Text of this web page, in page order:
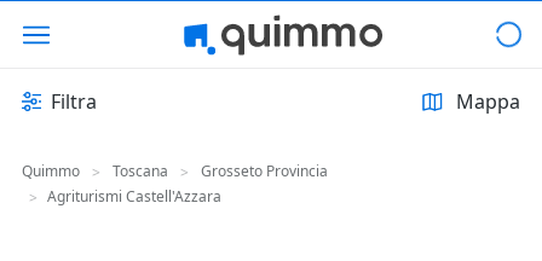
Filtra Mappa
Quimmo > Toscana >
Grosseto Provincia
> Agriturismi Castell'Azzara